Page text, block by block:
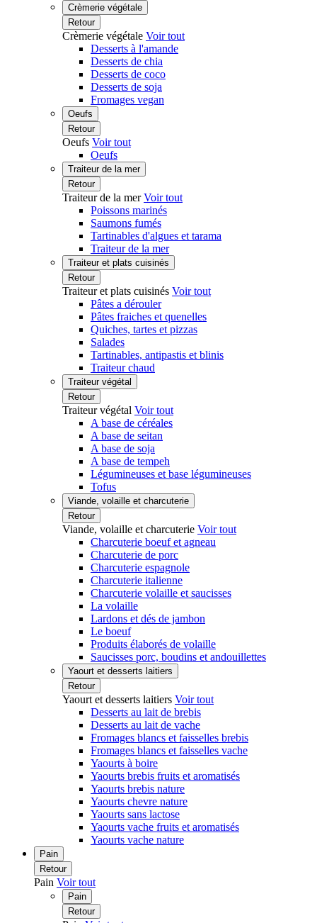
Crèmerie végétale
Retour
Crèmerie végétale Voir tout
Desserts à l'amande
Desserts de chia
Desserts de coco
Desserts de soja
Fromages vegan
Oeufs
Retour
Oeufs Voir tout
Oeufs
Traiteur de la mer
Retour
Traiteur de la merVoir tout
Poissons marinés
Saumons fumés
Tartinables d'algues et tarama
Traiteur de la mer
Traiteur et plats cuisinés
Retour
Traiteur et plats cuisinés Voir tout
Pâtes a dérouler
Pâtes fraiches et quenelles
Quiches, tartes et pizzas
Salades
Tartinables, antipastis et blinis
Traiteur chaud
Traiteur végétal
Retour
Traiteur végétal Voir tout
A base de céréales
A base de seitan
A base de soja
A base de tempeh
Légumineuses et base légumineuses
Tofus
Viande, volaille et charcuterie
Retour
Viande, volaille et charcuterie Voir tout
Charcuterie boeuf et agneau
Charcuterie de porc
Charcuterie espagnole
Charcuterie italienne
Charcuterie volaille et saucisses
La volaille
Lardons et dés de jambon
Le boeuf
Produits élaborés de volaille
Saucisses porc, boudins et andouillettes
Yaourt et desserts laitiers
Retour
Yaourt et desserts laitiers Voir tout
Desserts au lait de brebis
Desserts au lait de vache
Fromages blancs et faisselles brebis
Fromages blancs et faisselles vache
Yaourts à boire
Yaourts brebis fruits et aromatisés
Yaourts brebis nature
Yaourts chevre nature
Yaourts sans lactose
Yaourts vache fruits et aromatisés
Yaourts vache nature
Pain
Retour
Pain Voir tout
Pain
Retour